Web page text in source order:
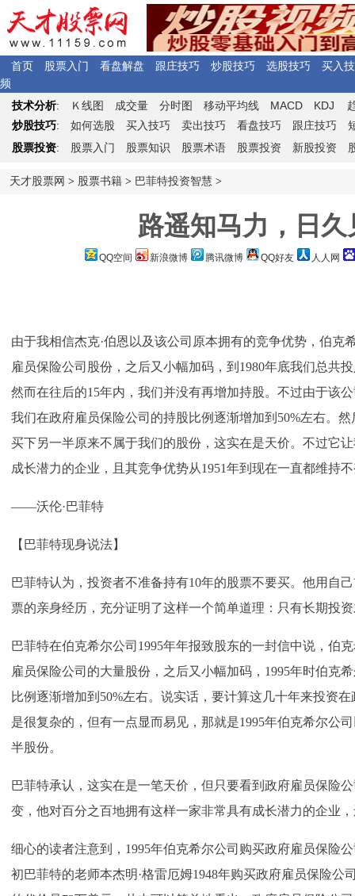
首页 股票入门 看盘解盘 跟庄技巧 炒股技巧 选股技巧
买入
频
技术分析: Ｋ 线图 成交量 分时图 移动平均线 MACD KDJ
炒股技巧: 如何选股 买入技巧 卖出技巧 看盘技巧 跟庄技巧
股票投资: 股票入门 股票知识 股票术语 股票投资 新股投资
天才股票网 > 股票书籍 > 巴菲特投资智慧 >
路遥知马力，日久
QQ空间 新浪微博 腾讯微博 QQ好友 人人网
由于我相信杰克·伯恩以及该公司原本拥有的竞争优势，伯克
雇员保险公司股份，之后又小幅加码，到1980年底我们总共
然而在往后的15年内，我们并没有再增加持股。不过由于该
我们在政府雇员保险公司的持股比例逐渐增加到50%左右。
买下另一半原来不属于我们的股份，这实在是天价。不过它
成长潜力的企业，且其竞争优势从1951年到现在一直都维持
——沃伦·巴菲特
【巴菲特现身说法】
巴菲特认为，投资者不准备持有10年的股票不要买。他用自
票的亲身经历，充分证明了这样一个简单道理：只有长期投
巴菲特在伯克希尔公司1995年年报致股东的一封信中说，伯
雇员保险公司的大量股份，之后又小幅加码，1995年时伯克
比例逐渐增加到50%左右。说实话，要计算这几十年来投资
是很复杂的，但有一点显而易见，那就是1995年伯克希尔公
半股份。
巴菲特承认，这实在是一笔天价，但只要看到政府雇员保险
变，他对百分之百地拥有这样一家非常具有成长潜力的企业
细心的读者注意到，1995年伯克希尔公司购买政府雇员保险
初巴菲特的老师本杰明·格雷厄姆1948年购买政府雇员保险公